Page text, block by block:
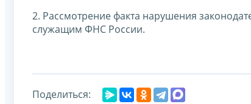
2. Рассмотрение факта нарушения
служащим ФНС России.
Поделиться: